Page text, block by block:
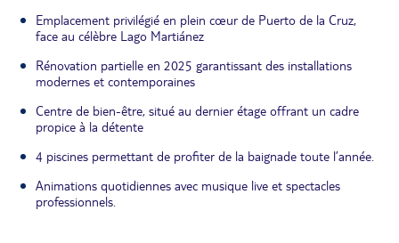
Emplacement privilégié en plein cœur de Puerto de la Cruz,
face au célèbre Lago Martiánez
Rénovation partielle en 2025 garantissant des installations
modernes et contemporaines
Centre de bien-être, situé au dernier étage offrant un cadre
propice à la détente
4 piscines permettant de profiter de la baignade toute l’année.
Animations quotidiennes avec musique live et spectacles
professionnels.